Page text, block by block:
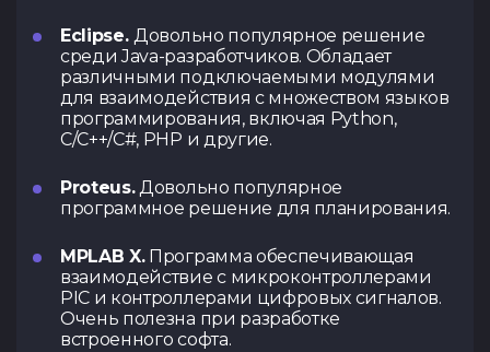
Eclipse.Довольно популярное решение
среди Java-разработчиков. Обладает
различными подключаемыми модулями
для взаимодействия с множеством языков
программирования, включая Python,
C/C++/C#, PHP и другие.
Proteus.Довольно популярное
программное решение для планирования.
MPLAB X.Программа обеспечивающая
взаимодействие с микроконтроллерами
PIC и контроллерами цифровых сигналов.
Очень полезна при разработке
встроенного софта.